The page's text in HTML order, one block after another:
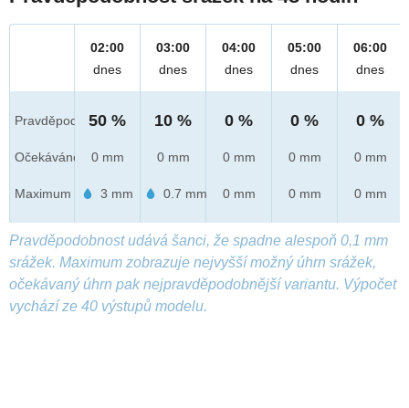
Pravděpod.
Očekáváno
Maximum
02:00
dnes
50 %
0 mm
3 mm
03:00
dnes
10 %
0 mm
0.7 mm
04:00
dnes
0 %
0 mm
0 mm
05:00
dnes
0 %
0 mm
0 mm
06:00
dnes
0 %
0 mm
0 mm
Pravděpodobnost udává šanci, že spadne alespoň 0,1 mm
srážek. Maximum zobrazuje nejvyšší možný úhrn srážek,
očekávaný úhrn pak nejpravděpodobnější variantu. Výpočet
vychází ze 40 výstupů modelu.